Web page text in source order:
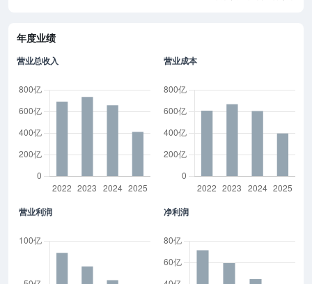
年度业绩
营业总收入 营业成本
营业利润 净利润